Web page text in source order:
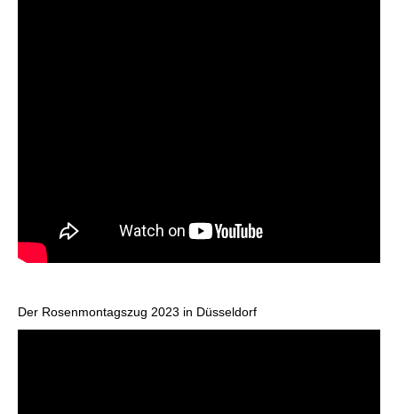
Der Rosenmontagszug 2023 in Düsseldorf